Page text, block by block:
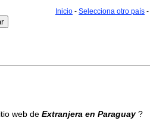
Inicio - Selecciona otro país -
web de Extranjera en Paraguay?